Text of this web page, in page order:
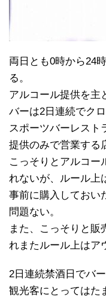
両日とも0時から24
る。
アルコール提供を主
バーは2日連続でクロ
スポーツバーレスト
提供のみで営業する
こっそりとアルコー
れないが、ルール上
事前に購入しておい
問題ない。
また、こっそりと販
れまたルール上はア
2日連続禁酒日でバー
観光客にとってはた